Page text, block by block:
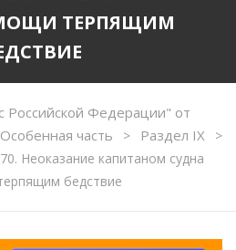
ТЕРПЯЩИМ
Российской Федерации" от
Особенная часть > Раздел IX >
Неоказание капитаном судна
бедствие